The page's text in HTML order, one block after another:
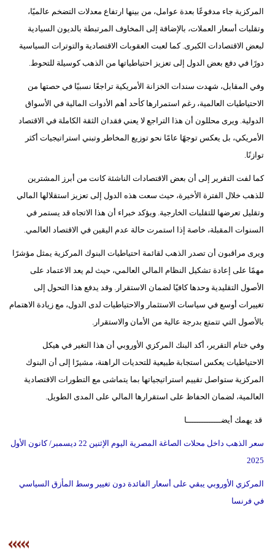
سيارات
المركزية جاء مدفوعًا بعدة عوامل، من بينها ارتفاع معدلات التضخم عالميًا،
وتقلبات أسعار العملات، بالإضافة إلى المخاوف المرتبطة بالديون السيادية
لبعض الاقتصادات الكبرى. كما لعبت العقوبات الاقتصادية والتوترات السياسية
دورًا في دفع بعض الدول إلى تعزيز احتياطياتها من الذهب كوسيلة للتحوط.
وفي المقابل، شهدت سندات الخزانة الأمريكية تراجعًا نسبيًا في حصتها من
الاحتياطيات العالمية، رغم استمرارها كأحد أهم الأدوات المالية في الأسواق
الدولية. ويرى محللون أن هذا التراجع لا يعني فقدان الثقة الكاملة في الاقتصاد
الأمريكي، بل يعكس توجهًا عامًا نحو توزيع المخاطر وتبني استراتيجيات أكثر
توازنًا.
كما لفت التقرير إلى أن بعض الاقتصادات الناشئة كانت من أبرز المشترين
للذهب خلال الفترة الأخيرة، حيث سعت هذه الدول إلى تعزيز استقلالها المالي
وتقليل تعرضها للتقلبات الخارجية. ويؤكد خبراء أن هذا الاتجاه قد يستمر في
السنوات المقبلة، خاصة إذا استمرت حالة عدم اليقين في الاقتصاد العالمي.
ويرى مراقبون أن تصدر الذهب لقائمة احتياطيات البنوك المركزية يمثل مؤشرًا
مهمًا على إعادة تشكيل النظام المالي العالمي، حيث لم يعد الاعتماد على
الأصول التقليدية وحدها كافيًا لضمان الاستقرار. وقد يدفع هذا التحول إلى
تغييرات أوسع في سياسات الاستثمار والاحتياطيات لدى الدول، مع زيادة الاهتمام
بالأصول التي تتمتع بدرجة عالية من الأمان والاستقرار.
وفي ختام التقرير، أكد البنك المركزي الأوروبي أن هذا التغير في هيكل
الاحتياطيات يعكس استجابة طبيعية للتحديات الراهنة، مشيرًا إلى أن البنوك
المركزية ستواصل تقييم استراتيجياتها بما يتماشى مع التطورات الاقتصادية
العالمية، لضمان الحفاظ على استقرارها المالي على المدى الطويل.
قد يهمك أيضــــــــــــــا
سعر الذهب داخل محلات الصاغة المصرية اليوم الإثنين 22 ديسمبر/ كانون الأول
2025
المركزي الأوروبي يبقي على أسعار الفائدة دون تغيير وسط المأزق السياسي
في فرنسا